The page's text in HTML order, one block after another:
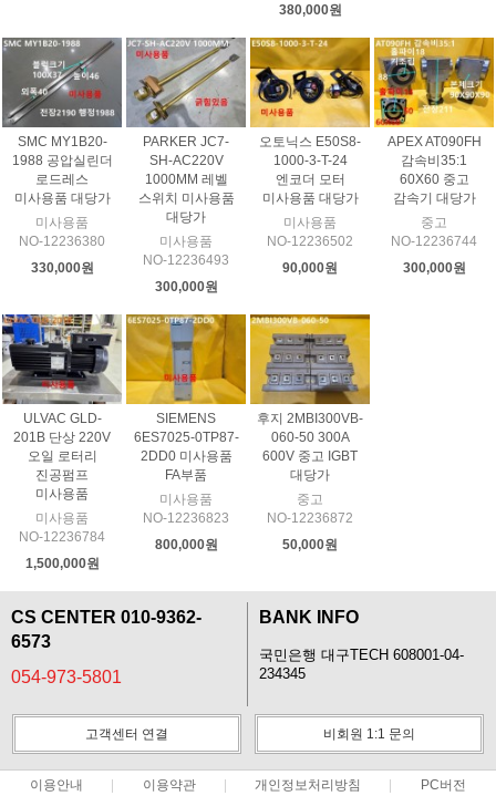
380,000원
SMC MY1B20-
1988 공압실린더
로드레스
미사용품 대당가
미사용품
NO-12236380
330,000원
PARKER JC7-
SH-AC220V
1000MM 레벨
스위치 미사용품
대당가
미사용품
NO-12236493
300,000원
오토닉스 E50S8-
1000-3-T-24
엔코더 모터
미사용품 대당가
미사용품
NO-12236502
90,000원
APEX AT090FH
감속비35:1
60X60 중고
감속기 대당가
중고
NO-12236744
300,000원
ULVAC GLD-
201B 단상 220V
오일 로터리
진공펌프
미사용품
미사용품
NO-12236784
1,500,000원
SIEMENS
6ES7025-0TP87-
2DD0 미사용품
FA부품
미사용품
NO-12236823
800,000원
후지 2MBI300VB-
060-50 300A
600V 중고 IGBT
대당가
중고
NO-12236872
50,000원
CS CENTER 010-9362-
6573
054-973-5801
BANK INFO
국민은행 대구TECH 608001-04-
234345
고객센터 연결 비회원 1:1 문의
이용안내 이용약관 개인정보처리방침 PC버전